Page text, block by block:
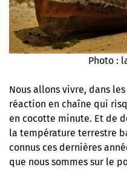
Photo :
Nous allons vivre, dans
réaction en chaîne qui
en cocotte minute. Et de
la température terrestre
connus ces dernières
que nous sommes sur le